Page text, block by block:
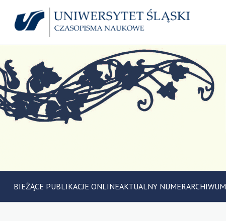
BIEŻĄCE PUBLIKACJE ONLINEAKTUALNY NUMERARCHIWUM